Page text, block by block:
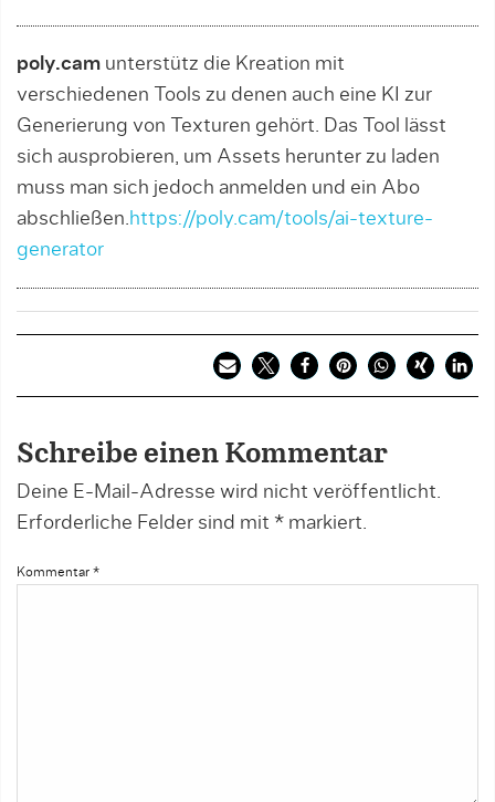
poly.cam unterstütz die Kreation mit
verschiedenen Tools zu denen auch eine KI zur
Generierung von Texturen gehört. Das Tool lässt
sich ausprobieren, um Assets herunter zu laden
muss man sich jedoch anmelden und ein Abo
abschließen.https://poly.cam/tools/ai-texture-
generator
Schreibe einen Kommentar
Deine E-Mail-Adresse wird nicht veröffentlicht.
Erforderliche Felder sind mit * markiert.
Kommentar *